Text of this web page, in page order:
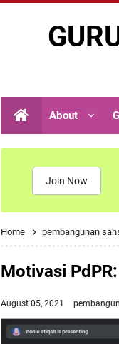
About
Join Now
Home pembangunan
Motivasi
August 05, 2021